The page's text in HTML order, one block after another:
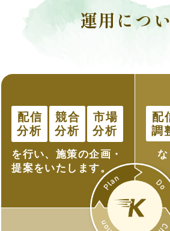
運用につ
配信
分析
競合
分析
市場
分析
を行い、施策の企画・
提案をいたします。
配
調
な